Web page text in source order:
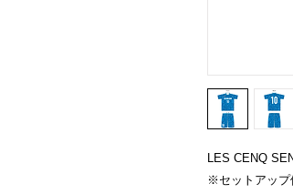
LES CENQ
※セットアップ